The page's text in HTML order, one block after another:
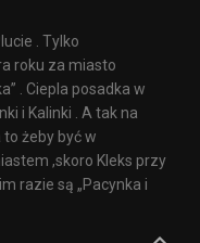
. Tylko
roku za miasto
. Ciepla posadka w
i Kalinki . A tak na
żeby być w
,skoro Kleks przy
razie są „Pacynka i